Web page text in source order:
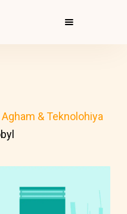
Agham & Teknolohiya